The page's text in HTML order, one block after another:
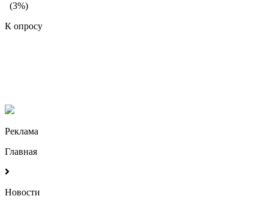
(3%)
К опросу
Реклама
Главная
Новости